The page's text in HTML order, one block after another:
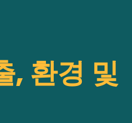
, 환경 및